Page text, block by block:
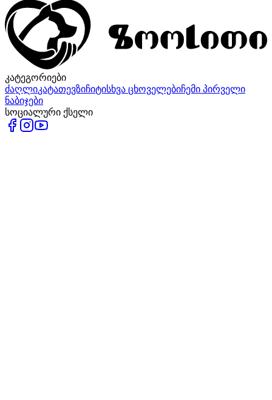
კატეგორიები
ძაღლიკატათევზიჩიტისხვა ცხოველებიჩემი პირველი
ნაბიჯები
სოციალური ქსელი